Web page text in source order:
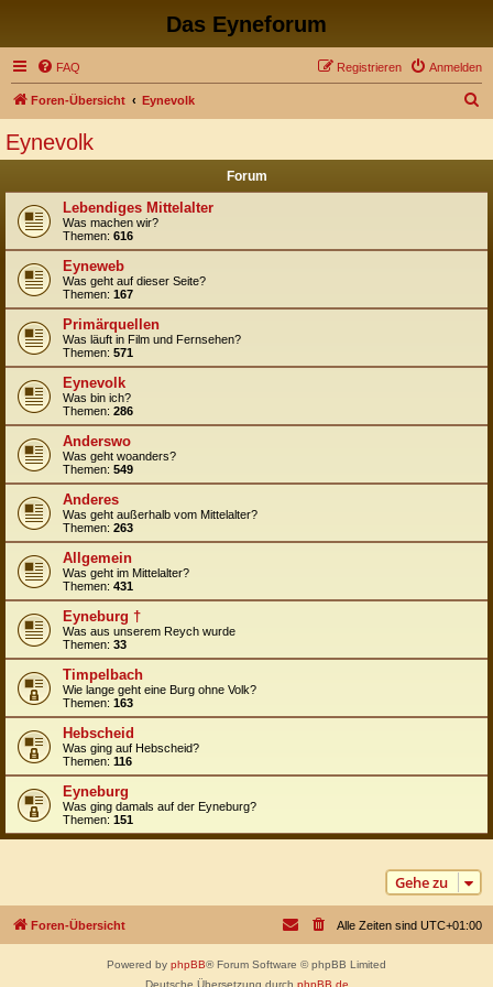
Das Eyneforum
FAQ Anmelden
Registrieren
Foren-Übersicht Eynevolk
Eynevolk
Forum
Lebendiges Mittelalter
Was machen wir?
Themen: 616
Eyneweb
Was geht auf dieser Seite?
Themen: 167
Primärquellen
Was läuft in Film und Fernsehen?
Themen: 571
Eynevolk
Was bin ich?
Themen: 286
Anderswo
Was geht woanders?
Themen: 549
Anderes
Was geht außerhalb vom Mittelalter?
Themen: 263
Allgemein
Was geht im Mittelalter?
Themen: 431
Eyneburg †
Was aus unserem Reych wurde
Themen: 33
Timpelbach
Wie lange geht eine Burg ohne Volk?
Themen: 163
Hebscheid
Was ging auf Hebscheid?
Themen: 116
Eyneburg
Was ging damals auf der Eyneburg?
Themen: 151
Gehe zu
Foren-Übersicht Alle Zeiten sind UTC+01:00
Powered by phpBB® Forum Software © phpBB Limited
Deutsche Übersetzung durch phpBB.de